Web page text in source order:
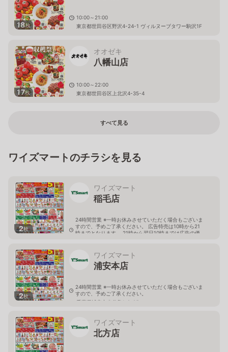
18枚
10:00～21:00
東京都世田谷区野沢4-24-1 ヴィルヌーブタワー駒沢1F
17枚
オオゼキ
八幡山店
10:00～22:00
東京都世田谷区上北沢4-35-4
すべて見る
ワイズマートのチラシを見る
2枚
ワイズマート
稲毛店
24時間営業 ※一時お休みさせていただく場合もございま
すので、予めご了承ください。 広告特売は10時から21
時までとなります。 21時から翌日10時までは広告の価
2枚
ワイズマート
浦安本店
24時間営業 ※一時お休みさせていただく場合もございま
すので、予めご了承ください。
千葉県浦安市当代島1-2-25
ワイズマート
北方店